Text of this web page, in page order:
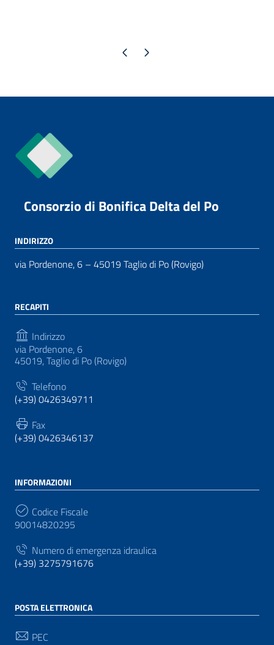
Pagina precedente
Pagina successiva
Consorzio di Bonifica Delta del Po
INDIRIZZO
via Pordenone, 6 – 45019 Taglio di Po (Rovigo)
RECAPITI
Indirizzo
via Pordenone, 6
45019, Taglio di Po (Rovigo)
Telefono
(+39) 0426349711
Fax
(+39) 0426346137
INFORMAZIONI
Codice Fiscale
90014820295
Numero di emergenza idraulica
(+39) 3275791676
POSTA ELETTRONICA
PEC